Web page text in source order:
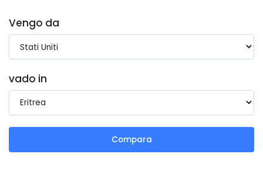
Vengo da
vado in
Compara